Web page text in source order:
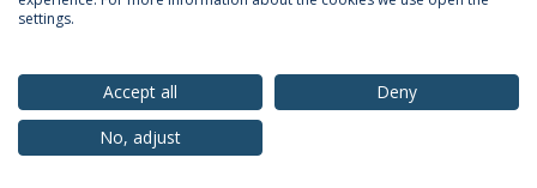
© 2026 Universidade Católica Portuguesa
settings.
Accept all
Deny
No, adjust